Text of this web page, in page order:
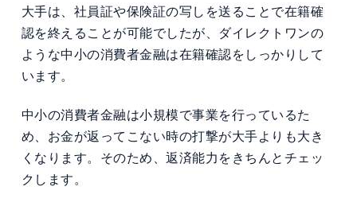
大手は、社員証や保険証の写しを送ることで在籍確
認を終えることが可能でしたが、ダイレクトワンの
ような中小の消費者金融は在籍確認をしっかりして
います。
中小の消費者金融は小規模で事業を行っているた
め、お金が返ってこない時の打撃が大手よりも大き
くなります。そのため、返済能力をきちんとチェッ
クします。